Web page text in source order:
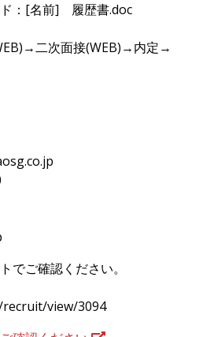
：[名前] 履歴書.doc
二次面接(WEB)→内定→
でご確認ください。
view/3094